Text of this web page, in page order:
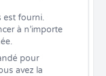
pour
avez la
est fourni.
à n’importe